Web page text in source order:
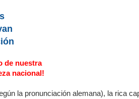
de nuestra
nacional!
la pronunciación alemana), la rica